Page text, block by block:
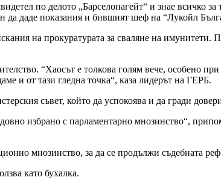
по делото „Барселонагейт“ и знае всичко за
да даде показания и бившият шеф на “Лукойл
на прокуратурата за сваляне на имунитети.
“Хаосът е толкова голям вече, особено
и от тази гледна точка“, каза лидерът на ГЕРБ.
съвет, който да успокоява и да гради
избрано с парламентарно мнозинство“,
мнозинство, за да се продължи съдебната
като бухалка.